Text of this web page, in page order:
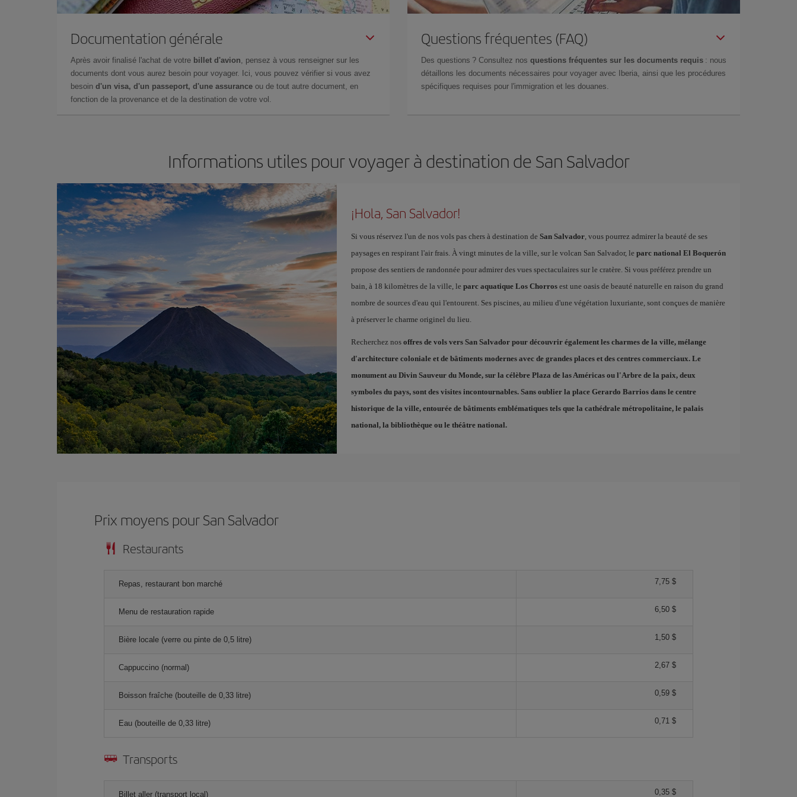
Documentation générale
Après avoir finalisé l'achat de votre billet d'avion, pensez à vous renseigner sur les
documents dont vous aurez besoin pour voyager. Ici, vous pouvez vérifier si vous avez
besoin d'un visa, d'un passeport, d'une assurance ou de tout autre document, en
fonction de la provenance et de la destination de votre vol.
Questions fréquentes (FAQ)
Des questions ? Consultez nos questions fréquentes sur les documents requis : nous
détaillons les documents nécessaires pour voyager avec Iberia, ainsi que les procédures
spécifiques requises pour l'immigration et les douanes.
Informations utiles pour voyager à destination de San Salvador
¡Hola, San Salvador!
Si vous réservez l'un de nos vols pas chers à destination de San Salvador, vous pourrez admirer la beauté de ses
paysages en respirant l'air frais. À vingt minutes de la ville, sur le volcan San Salvador, le parc national El Boquerón
propose des sentiers de randonnée pour admirer des vues spectaculaires sur le cratère. Si vous préférez prendre un
bain, à 18 kilomètres de la ville, le parc aquatique Los Chorrosest une oasis de beauté naturelle en raison du grand
nombre de sources d'eau qui l'entourent. Ses piscines, au milieu d'une végétation luxuriante, sont conçues de manière
à préserver le charme originel du lieu.
Recherchez nos offres de vols vers San Salvadorpour découvrir également les charmes de la ville, mélange
d'architecture coloniale et de bâtiments modernes avec de grandes places et des centres commerciaux. Le
monument au Divin Sauveur du Monde, sur la célèbre Plaza de las Américasou l'Arbre de la paix, deux
symboles du pays, sont des visites incontournables. Sans oublier la place Gerardo Barriosdans le centre
historique de la ville, entourée de bâtiments emblématiques tels que la cathédrale métropolitaine, le palais
national, la bibliothèque ou le théâtre national.
Prix ​​moyens pour San Salvador
Restaurants
Repas, restaurant bon marché 7,75 $
Menu de restauration rapide 6,50 $
Bière locale (verre ou pinte de 0,5 litre) 1,50 $
Cappuccino (normal) 2,67 $
Boisson fraîche (bouteille de 0,33 litre) 0,59 $
Eau (bouteille de 0,33 litre) 0,71 $
Transports
Billet aller (transport local) 0,35 $